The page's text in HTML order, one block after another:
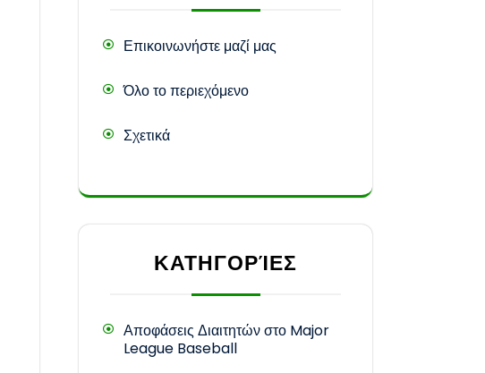
Επικοινωνήστε μαζί μας
Όλο το περιεχόμενο
Σχετικά
ΚΑΤΗΓΟΡΊΕΣ
Αποφάσεις Διαιτητών στο Major
League Baseball